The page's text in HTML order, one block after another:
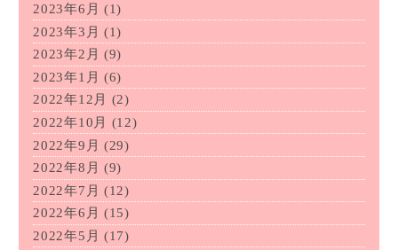
2023年6月 (1)
2023年3月 (1)
2023年2月 (9)
2023年1月 (6)
2022年12月
(2)
2022年10月
(12)
2022年9月 (29)
2022年8月 (9)
2022年7月 (12)
2022年6月 (15)
2022年5月 (17)